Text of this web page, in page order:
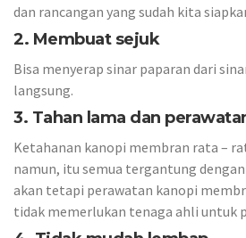
dan rancangan yang sudah kita
2. Membuat sejuk
Bisa menyerap sinar paparan dari
langsung.
3. Tahan lama dan
Ketahanan kanopi membran rata –
namun, itu semua tergantung
akan tetapi perawatan kanopi
tidak memerlukan tenaga ahli untuk